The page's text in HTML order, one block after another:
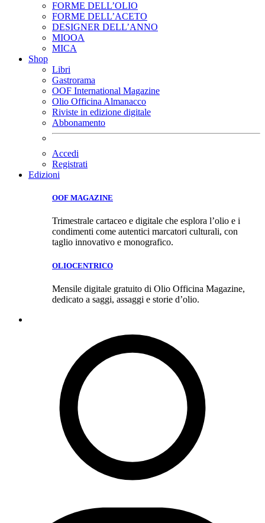
FORME DELL’OLIO
FORME DELL’ACETO
DESIGNER DELL’ANNO
MIOOA
MICA
Shop
Libri
Gastrorama
OOF International Magazine
Olio Officina Almanacco
Riviste in edizione digitale
Abbonamento
Accedi
Registrati
Edizioni
OOF MAGAZINE
Trimestrale cartaceo e digitale che esplora l’olio e i
condimenti come autentici marcatori culturali, con
taglio innovativo e monografico.
OLIOCENTRICO
Mensile digitale gratuito di Olio Officina Magazine,
dedicato a saggi, assaggi e storie d’olio.